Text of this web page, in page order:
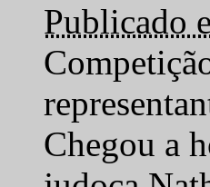
Publicado
Chegou a